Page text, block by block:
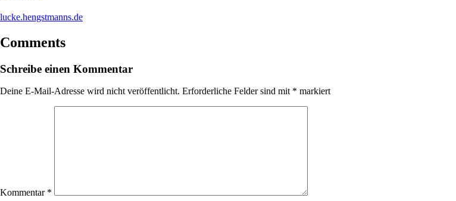
lucke.hengstmanns.de
Comments
Schreibe einen Kommentar
Deine E-Mail-Adresse wird nicht veröffentlicht. Erforderliche Felder sind mit * markiert
Kommentar *